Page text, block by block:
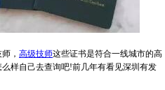
， 高级技师这些证书是符合一线城市的高
样自己去查询吧!前几年有看见深圳有发